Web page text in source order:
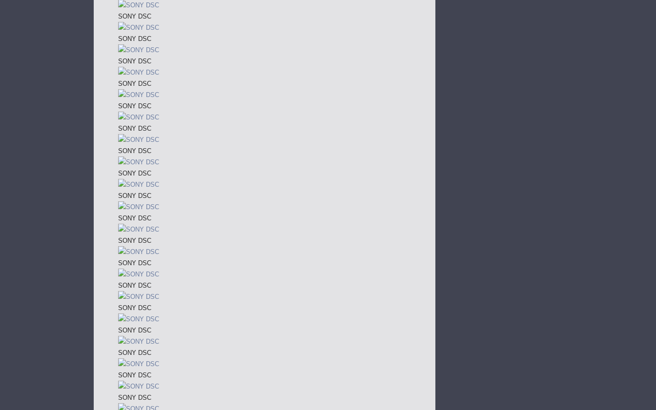
SONY DSC
SONY DSC
SONY DSC
SONY DSC
SONY DSC
SONY DSC
SONY DSC
SONY DSC
SONY DSC
SONY DSC
SONY DSC
SONY DSC
SONY DSC
SONY DSC
SONY DSC
SONY DSC
SONY DSC
SONY DSC